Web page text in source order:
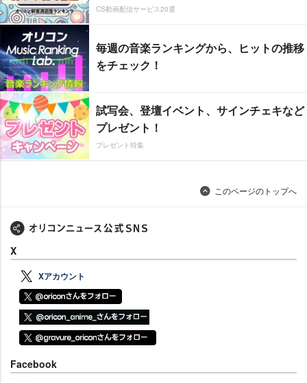
CS動画配信サービス20選
毎週の音楽ランキングから、ヒットの推移
をチェック！
試写会、登壇イベント、サインチェキなど
プレゼント！
プレゼント特集
このページのトップへ
X
Xアカウント
Facebook